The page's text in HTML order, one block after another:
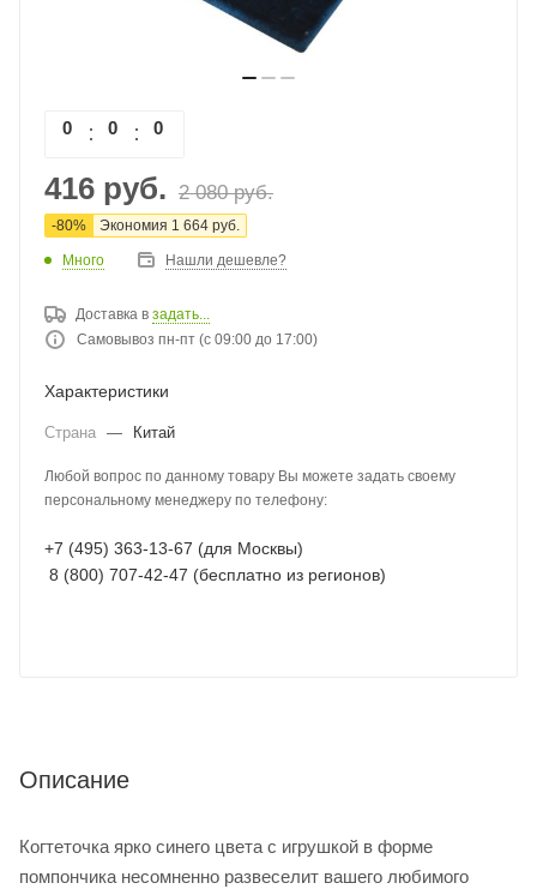
0 0 0
416 руб. 2 080руб.
-80% Экономия 1 664 руб.
Много Нашли дешевле?
Доставка в задать...
Самовывоз пн-пт (с 09:00 до 17:00)
Характеристики
Страна — Китай
Любой вопрос по данному товару Вы можете задать своему
персональному менеджеру по телефону:
+7 (495) 363-13-67 (для Москвы)
8 (800) 707-42-47 (бесплатно из регионов)
Описание
Когтеточка ярко синего цвета с игрушкой в форме
помпончика несомненно развеселит вашего любимого